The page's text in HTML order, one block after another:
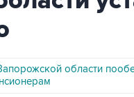
области